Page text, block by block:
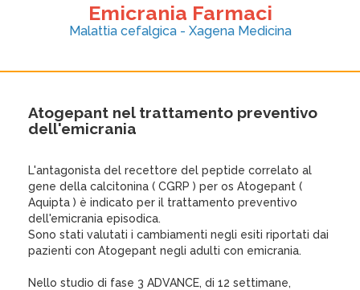
Emicrania Farmaci
Malattia cefalgica - Xagena Medicina
Atogepant nel trattamento preventivo
dell'emicrania
L'antagonista del recettore del peptide correlato al
gene della calcitonina ( CGRP ) per os Atogepant (
Aquipta ) è indicato per il trattamento preventivo
dell'emicrania episodica.
Sono stati valutati i cambiamenti negli esiti riportati dai
pazienti con Atogepant negli adulti con emicrania.
Nello studio di fase 3 ADVANCE, di 12 settimane,